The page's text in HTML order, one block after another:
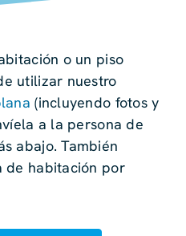
o un piso
utilizar nuestro
(incluyendo fotos y
a la persona de
abajo. También
de habitación por